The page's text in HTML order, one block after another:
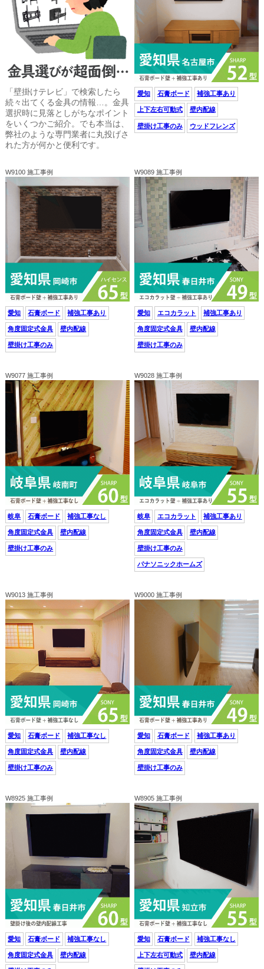
「壁掛けテレビ」で検索したら
続々出てくる金具の情報…。金具
選択時に見落としがちなポイント
をいくつかご紹介。でも本当は、
弊社のような専門業者に丸投げさ
れた方が何かと便利です。
愛知 石膏ボード 補強工事あり
上下左右可動式 壁内配線
壁掛け工事のみ ウッドフレンズ
W9100 施工事例
愛知 石膏ボード 補強工事あり
角度固定式金具 壁内配線
壁掛け工事のみ
W9089 施工事例
愛知 エコカラット 補強工事あり
角度固定式金具 壁内配線
壁掛け工事のみ
W9077 施工事例
岐阜 石膏ボード 補強工事なし
角度固定式金具 壁内配線
壁掛け工事のみ
W9028 施工事例
岐阜 エコカラット 補強工事あり
角度固定式金具 壁内配線
壁掛け工事のみ
パナソニックホームズ
W9013 施工事例
愛知 石膏ボード 補強工事なし
角度固定式金具 壁内配線
壁掛け工事のみ
W9000 施工事例
愛知 石膏ボード 補強工事あり
角度固定式金具 壁内配線
壁掛け工事のみ
W8925 施工事例
愛知 石膏ボード 補強工事なし
角度固定式金具 壁内配線
W8905 施工事例
愛知 石膏ボード 補強工事なし
上下左右可動式 壁内配線